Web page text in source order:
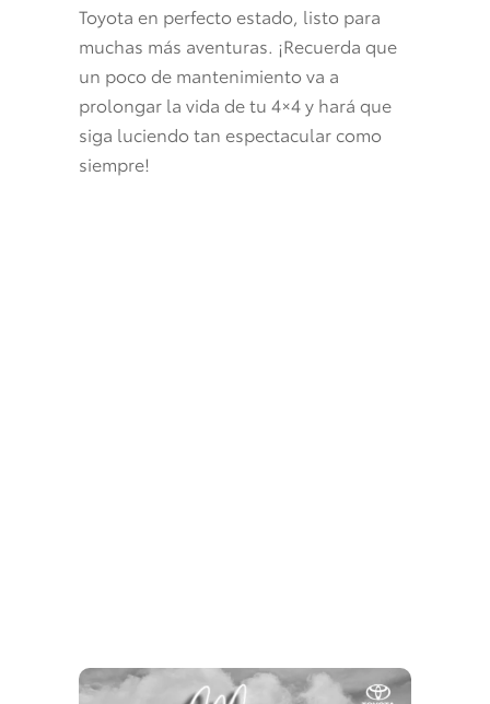
Toyota en perfecto estado, listo para
muchas más aventuras. ¡Recuerda que
un poco de mantenimiento va a
prolongar la vida de tu 4×4 y hará que
siga luciendo tan espectacular como
siempre!